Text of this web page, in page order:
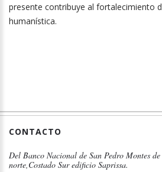
presente contribuye al fortalecimiento
humanística.
CONTACTO
Del Banco Nacional de San Pedro Montes
norte,Costado Sur edificio Saprissa.